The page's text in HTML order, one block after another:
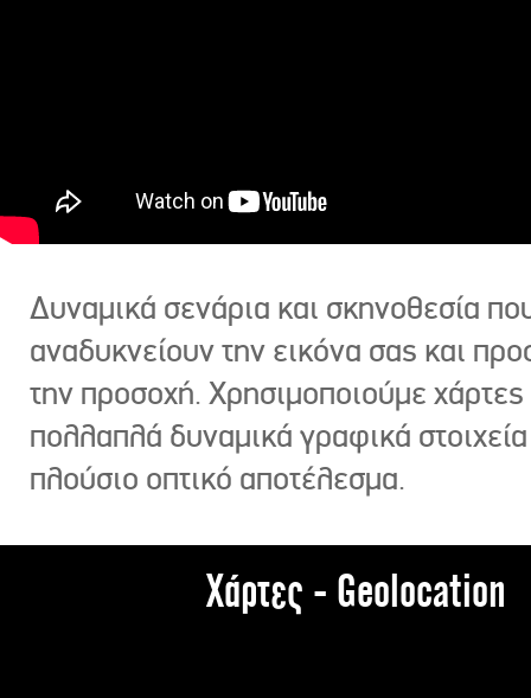
Δυναμικά σενάρια και σκηνοθεσία
αναδυκνείουν την εικόνα σας και
την προσοχή. Χρησιμοποιούμε χάρτες
πολλαπλά δυναμικά γραφικά στοιχεία
πλούσιο οπτικό αποτέλεσμα.
Χάρτες - Geolocation